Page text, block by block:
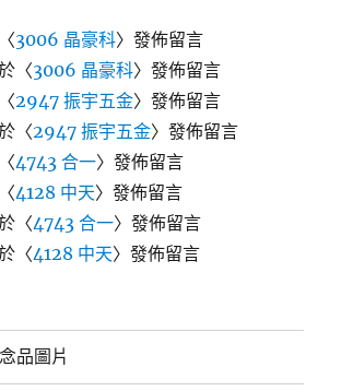
3006 晶豪科〉發佈留言
〈3006 晶豪科〉發佈留言
2947 振宇五金〉發佈留言
〈2947 振宇五金〉發佈留言
4743 合一〉發佈留言
4128 中天〉發佈留言
〈4743 合一〉發佈留言
〈4128 中天〉發佈留言
品圖片